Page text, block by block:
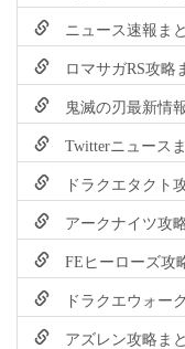
ニュース速報ま
ロマサガRS攻略
鬼滅の刃最新情
Twitterニュース
ドラクエタクト
アークナイツ攻
FEヒーローズ攻
ドラクエウォー
アズレン攻略ま